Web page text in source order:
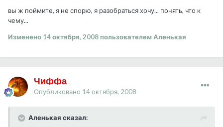
вы ж поймите, я не спорю, я разобраться хочу... понять, что к
чему...
Изменено 14 октября, 2008пользователем Аленькая
Чиффа
Опубликовано 14 октября, 2008
Аленькая сказал: